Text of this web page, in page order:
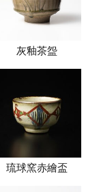
灰釉茶盌
琉球窯赤繪盃